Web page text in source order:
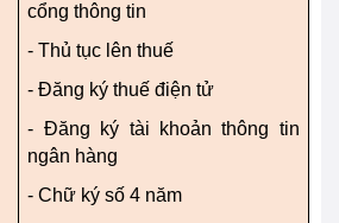
cổng thông tin
- Thủ tục lên thuế
- Đăng ký thuế điện tử
- Đăng ký tài khoản thông tin
ngân hàng
- Chữ ký số 4 năm